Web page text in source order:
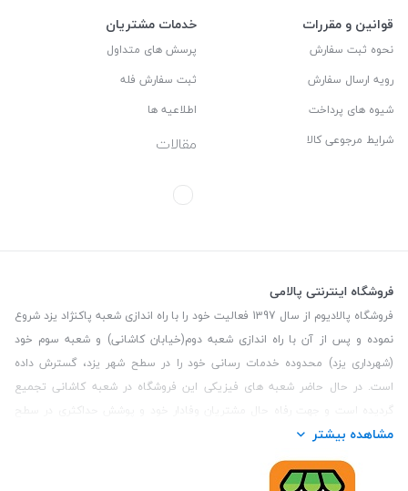
قوانین و مقررات
نحوه ثبت سفارش
رویه ارسال سفارش
شیوه های پرداخت
شرایط مرجوعی کالا
خدمات مشتریان
پرسش های متداول
ثبت سفارش فله
اطلاعیه ها
مقالات
فروشگاه اینترنتی پالامی
فروشگاه پالادیوم از سال 1397 فعالیت خود را با راه اندازی شعبه پاکنژاد یزد شروع
نموده و پس از آن با راه اندازی شعبه دوم(خیابان کاشانی) و شعبه سوم خود
(شهرداری یزد) محدوده خدمات رسانی خود را در سطح شهر یزد، گسترش داده
است. در حال حاضر شعبه های فیزیکی این فروشگاه در شعبه کاشانی تجمیع
گردیده است و جهت رفاه حال مشتریان وفادار خود و پوشش حداکثری در سطح
استان یزد و همچنین مشتریان سطح کشور، فروشگاه اینترنتی پالامی را راه اندازی
نموده است. هدف فروشگاه اینترنتی پالامی فراهم نمودن یک خرید اینترنتی
مطمئن، با کالاهای متنوع، باکیفیت و دارای قیمت مناسب می باشد که مشتری
مشاهده بیشتر